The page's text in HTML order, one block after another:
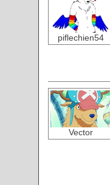
piflechien54
Vector